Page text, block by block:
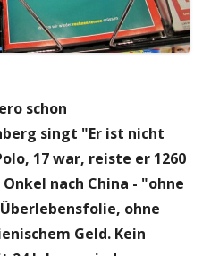
schon
singt "Er ist nicht
17 war, reiste er 1260
nach China - "ohne
ohne
Geld. Kein